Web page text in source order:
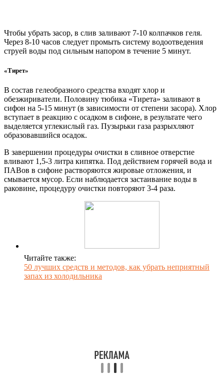
Чтобы убрать засор, в слив заливают 7-10 колпачков геля.
Через 8-10 часов следует промыть систему водоотведения
струей воды под сильным напором в течение 5 минут.
«Тирет»
В состав гелеобразного средства входят хлор и
обезжириватели. Половину тюбика «Тирета» заливают в
сифон на 5-15 минут (в зависимости от степени засора). Хлор
вступает в реакцию с осадком в сифоне, в результате чего
выделяется углекислый газ. Пузырьки газа разрыхляют
образовавшийся осадок.
В завершении процедуры очистки в сливное отверстие
вливают 1,5-3 литра кипятка. Под действием горячей вода и
ПАВов в сифоне растворяются жировые отложения, и
смывается мусор. Если наблюдается застаивание воды в
раковине, процедуру очистки повторяют 3-4 раза.
Читайте также:
50 лучших средств и методов, как убрать неприятный
запах из холодильника